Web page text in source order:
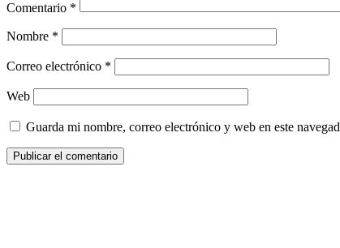
Comentario *
Nombre *
Correo electrónico *
Web
Guarda mi nombre, correo electrónico y web en este